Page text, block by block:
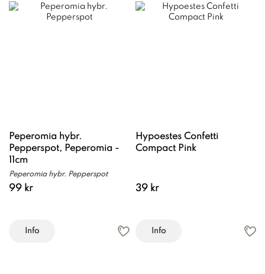
Peperomia hybr.
Pepperspot, Peperomia -
11cm
Peperomia hybr. Pepperspot
99 kr
Info
Hypoestes Confetti
Compact Pink
39 kr
Info